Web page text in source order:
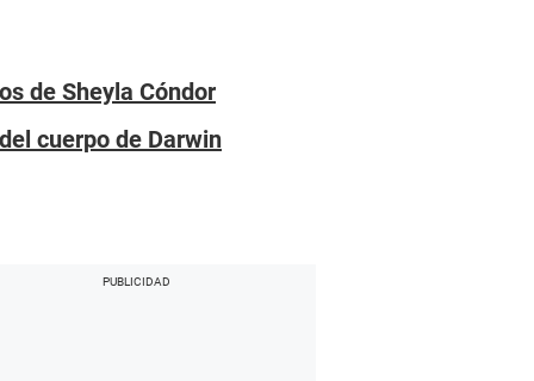
de Sheyla Cóndor
cuerpo de Darwin